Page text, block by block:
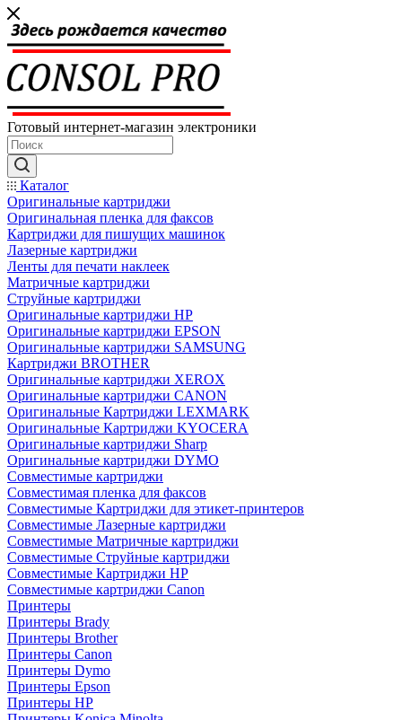
Готовый интернет-магазин электроники
Каталог
Оригинальные картриджи
Оригинальная пленка для факсов
Картриджи для пишущих машинок
Лазерные картриджи
Ленты для печати наклеек
Матричные картриджи
Струйные картриджи
Оригинальные картриджи HP
Оригинальные картриджи EPSON
Оригинальные картриджи SAMSUNG
Картриджи BROTHER
Оригинальные картриджи XEROX
Оригинальные картриджи CANON
Оригинальные Картриджи LEXMARK
Оригинальные Картриджи KYOCERA
Оригинальные картриджи Sharp
Оригинальные картриджи DYMO
Совместимые картриджи
Совместимая пленка для факсов
Совместимые Картриджи для этикет-принтеров
Совместимые Лазерные картриджи
Совместимые Матричные картриджи
Совместимые Струйные картриджи
Совместимые Картриджи HP
Совместимые картриджи Canon
Принтеры
Принтеры Brady
Принтеры Brother
Принтеры Canon
Принтеры Dymo
Принтеры Epson
Принтеры HP